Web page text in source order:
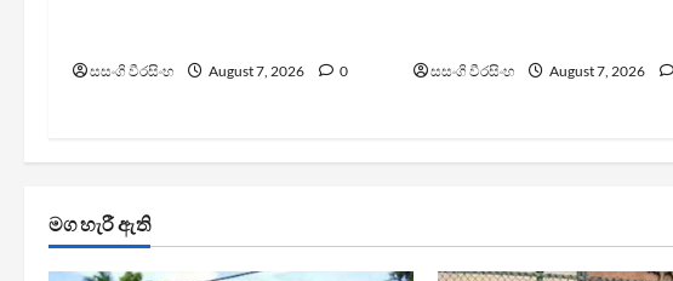
සසංගි වීරසිංහ August 7, 2026 0 සසංගි වීරසිංහ August 7, 2026
මග හැරී ඇති